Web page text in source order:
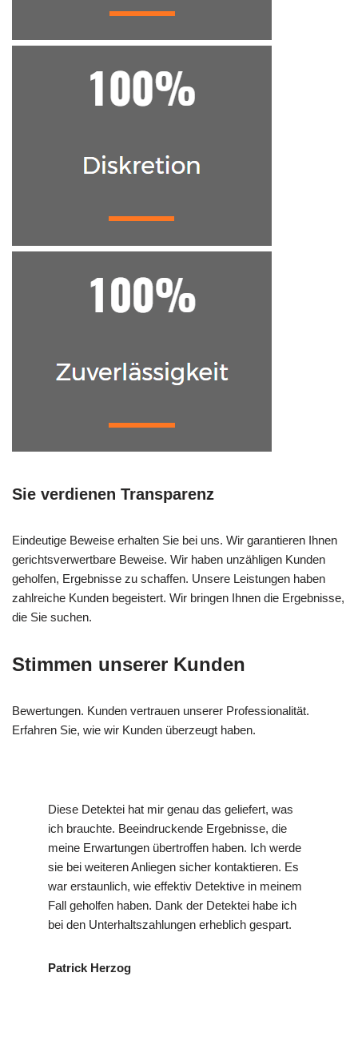
Sie verdienen Transparenz
Eindeutige Beweise erhalten Sie bei uns. Wir garantieren Ihnen
gerichtsverwertbare Beweise. Wir haben unzähligen Kunden
geholfen, Ergebnisse zu schaffen. Unsere Leistungen haben
zahlreiche Kunden begeistert. Wir bringen Ihnen die Ergebnisse,
die Sie suchen.
Stimmen unserer Kunden
Bewertungen. Kunden vertrauen unserer Professionalität.
Erfahren Sie, wie wir Kunden überzeugt haben.
Diese Detektei hat mir genau das geliefert, was
ich brauchte. Beeindruckende Ergebnisse, die
meine Erwartungen übertroffen haben. Ich werde
sie bei weiteren Anliegen sicher kontaktieren. Es
war erstaunlich, wie effektiv Detektive in meinem
Fall geholfen haben. Dank der Detektei habe ich
bei den Unterhaltszahlungen erheblich gespart.
Patrick Herzog